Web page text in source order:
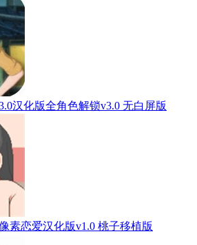
汉化版全角色解锁v3.0 无白屏版
素恋爱汉化版v1.0 桃子移植版